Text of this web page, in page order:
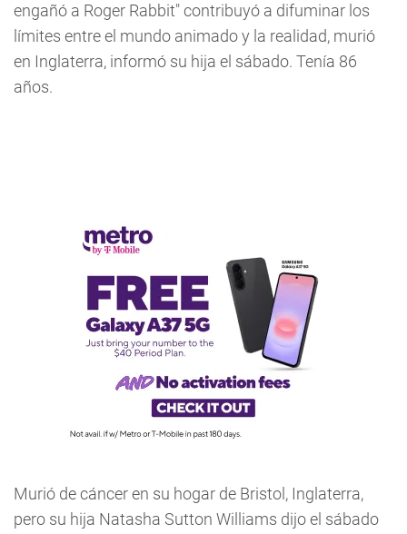
engañó a Roger Rabbit" contribuyó a difuminar los
límites entre el mundo animado y la realidad, murió
en Inglaterra, informó su hija el sábado. Tenía 86
años.
Murió de cáncer en su hogar de Bristol, Inglaterra,
pero su hija Natasha Sutton Williams dijo el sábado